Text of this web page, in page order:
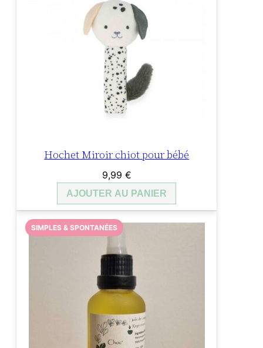
Hochet Miroir chiot pour bébé
9,99 €
AJOUTER AU PANIER
SIMPLES & SPONTANÉES